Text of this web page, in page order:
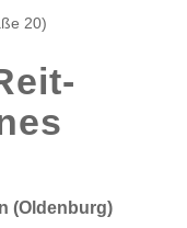
20)
(Oldenburg)